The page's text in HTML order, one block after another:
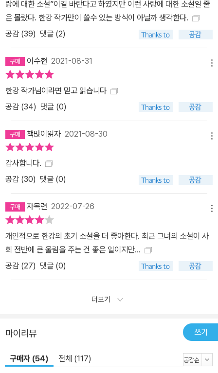
랑에 대한 소설”이길 바란다고 하였지만 이런 사랑에 대한 소설일 줄
은 몰랐다. 한강 작가만이 쓸수 있는 방식이 아닐까 생각한다.
공감 (39) 댓글 (2)
이수현 2021-08-31
한강 작가님이라면 믿고 읽습니다
공감 (34) 댓글 (0)
책많이읽자 2021-08-30
감사합니다.
공감 (30) 댓글 (0)
자목련 2022-07-26
개인적으로 한강의 초기 소설을 더 좋아한다. 최근 그녀의 소설이 사
회 전반에 큰 울림을 주는 건 좋은 일이지만...
공감 (27) 댓글 (0)
더보기
마이리뷰 쓰기
구매자 (54) 전체 (117)